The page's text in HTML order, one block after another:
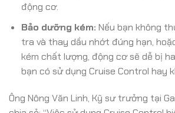
động cơ.
Bảo dưỡng kém: Nếu bạn không
tra và thay dầu nhớt đúng hạn,
kém chất lượng, động cơ sẽ dễ bị
bạn có sử dụng Cruise Control hay
Ông Nông Văn Linh, Kỹ sư trưởng tại